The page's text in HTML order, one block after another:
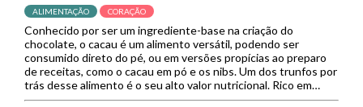
ALIMENTAÇÃO CORAÇÃO
Conhecido por ser um ingrediente-base na criação do
chocolate, o cacau é um alimento versátil, podendo ser
consumido direto do pé, ou em versões propícias ao preparo
de receitas, como o cacau em pó e os nibs. Um dos trunfos por
trás desse alimento é o seu alto valor nutricional. Rico em
nutrientes como zinco, […]